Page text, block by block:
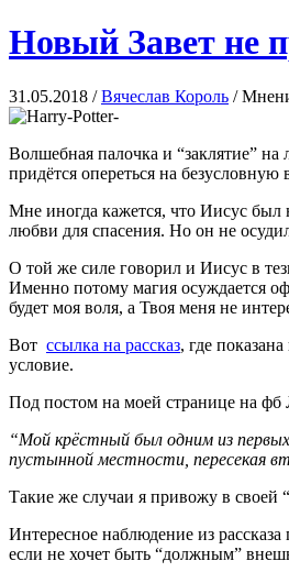
Новый Завет не
31.05.2018 /Вячеслав Король /
Волшебная палочка и “заклятие”
придётся опереться на
Мне иногда кажется, что Иисус был
любви для спасения. Но он не
О той же силе говорил и Иисус в
Именно потому магия осуждается
будет моя воля, а Твоя меня не
Вот ссылка на рассказ, где
условие.
Под постом на моей странице на фб
“Мой крёстный был одним из
пустынной местности, пересекая
Такие же случаи я привожу в своей “
Интересное наблюдение из
если не хочет быть “должным”